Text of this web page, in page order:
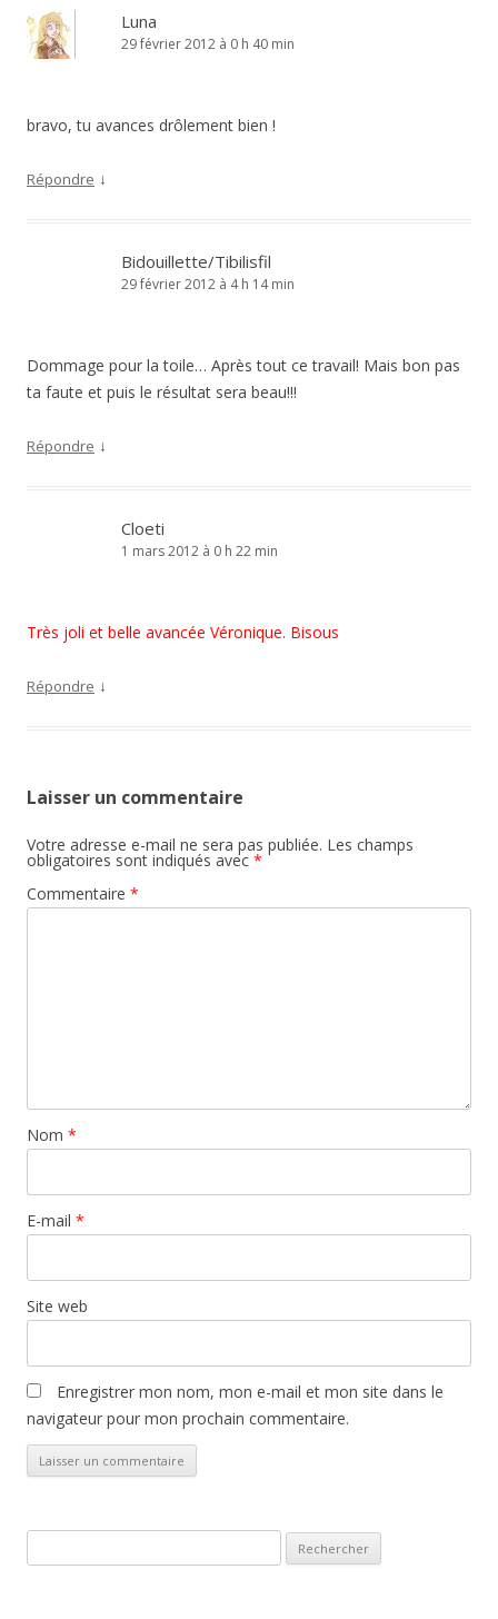
Luna
29 février 2012 à 0 h 40 min
bravo, tu avances drôlement bien !
Répondre ↓
Bidouillette/Tibilisfil
29 février 2012 à 4 h 14 min
Dommage pour la toile… Après tout ce travail! Mais bon pas
ta faute et puis le résultat sera beau!!!
Répondre ↓
Cloeti
1 mars 2012 à 0 h 22 min
Très joli et belle avancée Véronique. Bisous
Répondre ↓
Laisser un commentaire
Votre adresse e-mail ne sera pas publiée. Les champs
obligatoires sont indiqués avec *
Commentaire *
Nom *
E-mail *
Site web
Enregistrer mon nom, mon e-mail et mon site dans le
navigateur pour mon prochain commentaire.